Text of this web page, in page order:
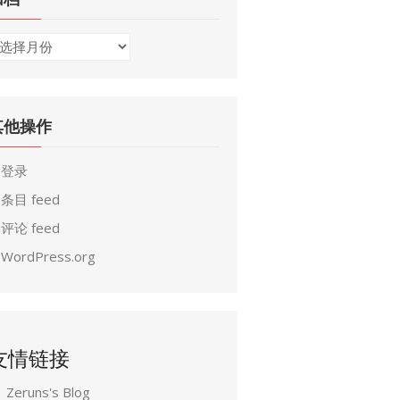
他操作
登录
条目 feed
评论 feed
WordPress.org
情链接
Zeruns's Blog